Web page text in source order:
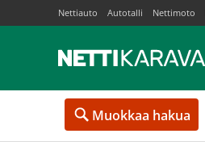
Nettiauto Autotalli Nettimoto
Muokkaa hakua